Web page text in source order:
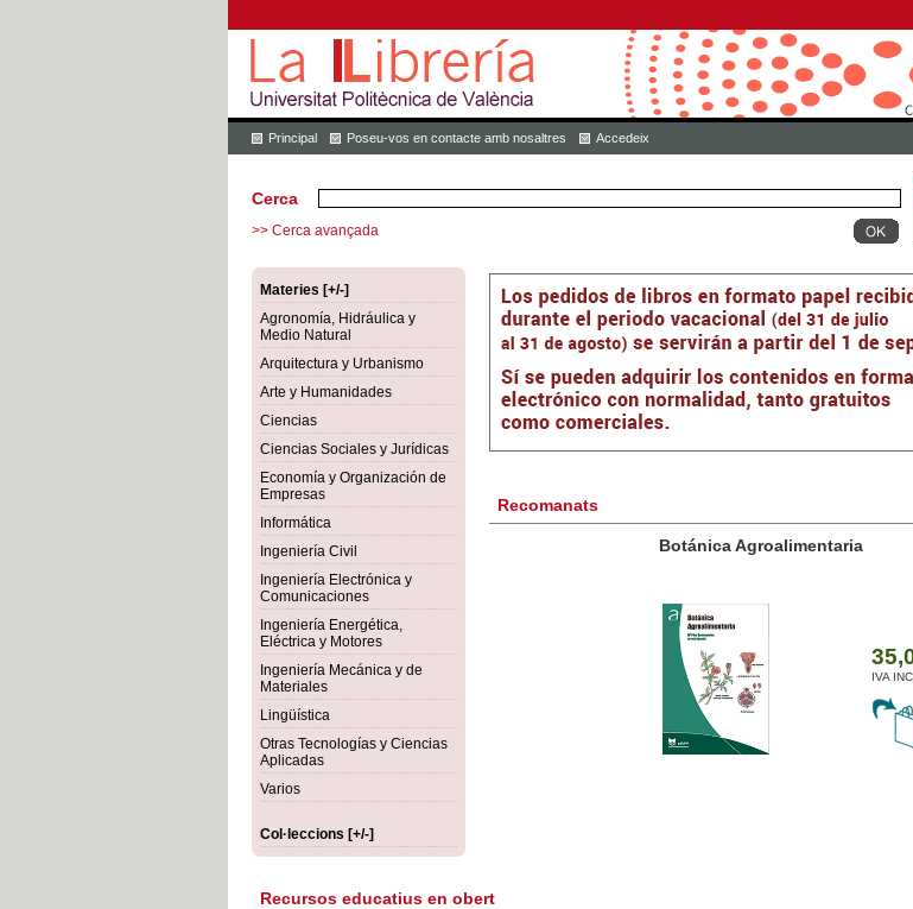
Principal Poseu-vos en contacte amb nosaltres Accedeix
Cerca
>> Cerca avançada
Materies [+/-]
Agronomía, Hidráulica y
Medio Natural
Arquitectura y Urbanismo
Arte y Humanidades
Ciencias
Ciencias Sociales y Jurídicas
Economía y Organización de
Empresas
Informática
Ingeniería Civil
Ingeniería Electrónica y
Comunicaciones
Ingeniería Energética,
Eléctrica y Motores
Ingeniería Mecánica y de
Materiales
Lingüística
Otras Tecnologías y Ciencias
Aplicadas
Varios
Col·leccions [+/-]
Recomanats
Botánica Agroalimentaria
35,00 €
IVA INCLÒS
Recursos educatius en obert